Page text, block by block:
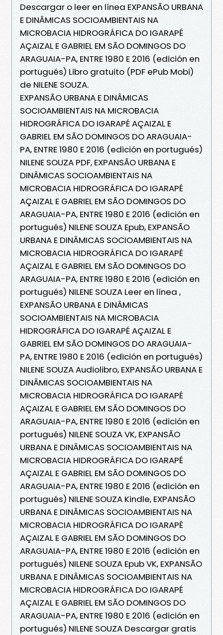
Descargar o leer en línea EXPANSÃO URBANA
E DINÂMICAS SOCIOAMBIENTAIS NA
MICROBACIA HIDROGRÁFICA DO IGARAPÉ
AÇAIZAL E GABRIEL EM SÃO DOMINGOS DO
ARAGUAIA-PA, ENTRE 1980 E 2016 (edición en
portugués) Libro gratuito (PDF ePub Mobi)
de NILENE SOUZA.
EXPANSÃO URBANA E DINÂMICAS
SOCIOAMBIENTAIS NA MICROBACIA
HIDROGRÁFICA DO IGARAPÉ AÇAIZAL E
GABRIEL EM SÃO DOMINGOS DO ARAGUAIA-
PA, ENTRE 1980 E 2016 (edición en portugués)
NILENE SOUZA PDF, EXPANSÃO URBANA E
DINÂMICAS SOCIOAMBIENTAIS NA
MICROBACIA HIDROGRÁFICA DO IGARAPÉ
AÇAIZAL E GABRIEL EM SÃO DOMINGOS DO
ARAGUAIA-PA, ENTRE 1980 E 2016 (edición en
portugués) NILENE SOUZA Epub, EXPANSÃO
URBANA E DINÂMICAS SOCIOAMBIENTAIS NA
MICROBACIA HIDROGRÁFICA DO IGARAPÉ
AÇAIZAL E GABRIEL EM SÃO DOMINGOS DO
ARAGUAIA-PA, ENTRE 1980 E 2016 (edición en
portugués) NILENE SOUZA Leer en línea ,
EXPANSÃO URBANA E DINÂMICAS
SOCIOAMBIENTAIS NA MICROBACIA
HIDROGRÁFICA DO IGARAPÉ AÇAIZAL E
GABRIEL EM SÃO DOMINGOS DO ARAGUAIA-
PA, ENTRE 1980 E 2016 (edición en portugués)
NILENE SOUZA Audiolibro, EXPANSÃO URBANA E
DINÂMICAS SOCIOAMBIENTAIS NA
MICROBACIA HIDROGRÁFICA DO IGARAPÉ
AÇAIZAL E GABRIEL EM SÃO DOMINGOS DO
ARAGUAIA-PA, ENTRE 1980 E 2016 (edición en
portugués) NILENE SOUZA VK, EXPANSÃO
URBANA E DINÂMICAS SOCIOAMBIENTAIS NA
MICROBACIA HIDROGRÁFICA DO IGARAPÉ
AÇAIZAL E GABRIEL EM SÃO DOMINGOS DO
ARAGUAIA-PA, ENTRE 1980 E 2016 (edición en
portugués) NILENE SOUZA Kindle, EXPANSÃO
URBANA E DINÂMICAS SOCIOAMBIENTAIS NA
MICROBACIA HIDROGRÁFICA DO IGARAPÉ
AÇAIZAL E GABRIEL EM SÃO DOMINGOS DO
ARAGUAIA-PA, ENTRE 1980 E 2016 (edición en
portugués) NILENE SOUZA Epub VK, EXPANSÃO
URBANA E DINÂMICAS SOCIOAMBIENTAIS NA
MICROBACIA HIDROGRÁFICA DO IGARAPÉ
AÇAIZAL E GABRIEL EM SÃO DOMINGOS DO
ARAGUAIA-PA, ENTRE 1980 E 2016 (edición en
portugués) NILENE SOUZA Descargar gratis